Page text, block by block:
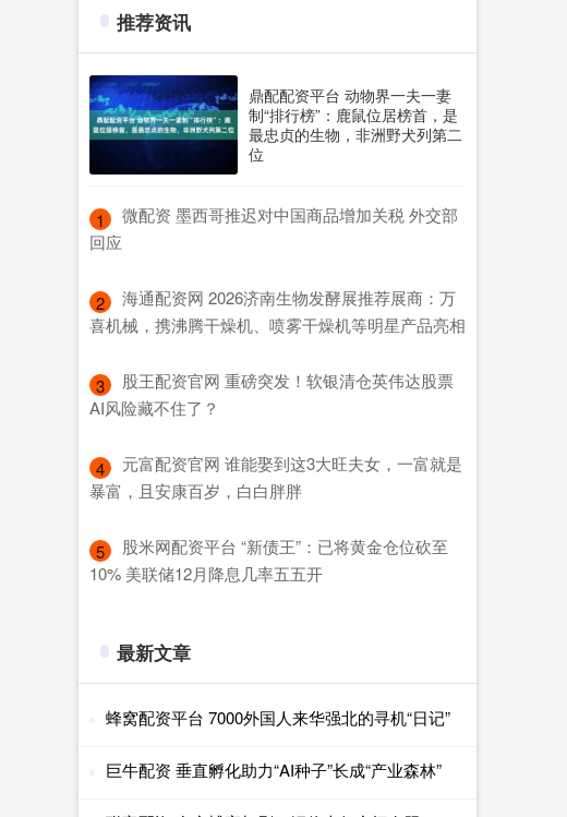
推荐资讯
鼎配配资平台 动物界一夫一妻
制“排行榜”：鹿鼠位居榜首，是
最忠贞的生物，非洲野犬列第二
位
1
​微配资 墨西哥推迟对中国商品增加关税 外交部
回应
2
​海通配资网 2026济南生物发酵展推荐展商：万
喜机械，携沸腾干燥机、喷雾干燥机等明星产品亮相
3
​股王配资官网 重磅突发！软银清仓英伟达股票
AI风险藏不住了？
4
​元富配资官网 谁能娶到这3大旺夫女，一富就是
暴富，且安康百岁，白白胖胖
5
​股米网配资平台 “新债王”：已将黄金仓位砍至
10% 美联储12月降息几率五五开
最新文章
蜂窝配资平台 7000外国人来华强北的寻机“日记”
巨牛配资 垂直孵化助力“AI种子”长成“产业森林”